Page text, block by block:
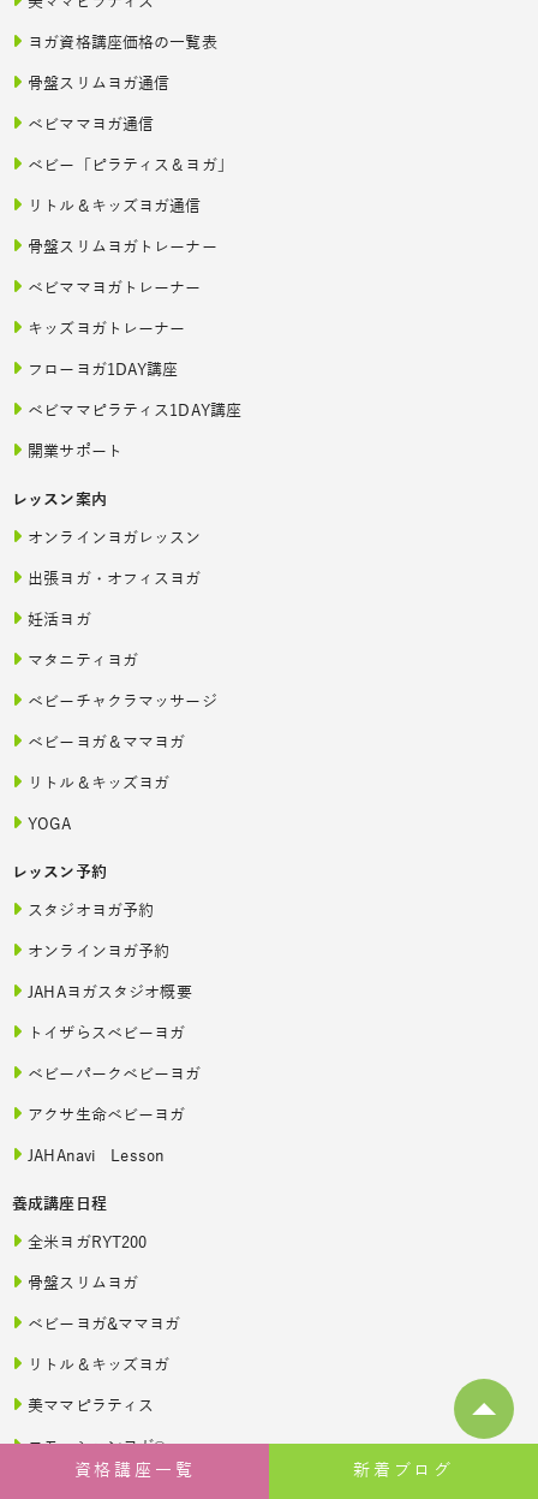
ヨガ資格講座価格の一覧表
骨盤スリムヨガ通信
ベビママヨガ通信
ベビー「ピラティス＆ヨガ」
リトル＆キッズヨガ通信
骨盤スリムヨガトレーナー
ベビママヨガトレーナー
キッズヨガトレーナー
フローヨガ1DAY講座
ベビママピラティス1DAY講座
開業サポート
レッスン案内
オンラインヨガレッスン
出張ヨガ・オフィスヨガ
妊活ヨガ
マタニティヨガ
ベビーチャクラマッサージ
ベビーヨガ＆ママヨガ
リトル＆キッズヨガ
YOGA
レッスン予約
スタジオヨガ予約
オンラインヨガ予約
JAHAヨガスタジオ概要
トイザらスベビーヨガ
ベビーパークベビーヨガ
アクサ生命ベビーヨガ
JAHAnavi Lesson
養成講座日程
全米ヨガRYT200
骨盤スリムヨガ
ベビーヨガ&ママヨガ
リトル＆キッズヨガ
美ママピラティス
エモーションヨガ®
新着ブログ
資格講座一覧